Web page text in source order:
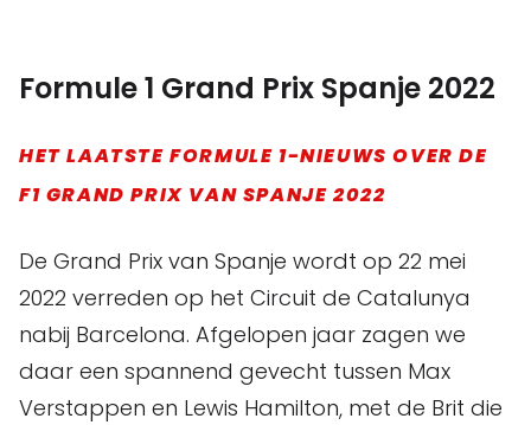
Formule 1 Grand Prix Spanje 2022
HET LAATSTE FORMULE 1-NIEUWS OVER DE
F1 GRAND PRIX VAN SPANJE 2022
De Grand Prix van Spanje wordt op 22 mei
2022 verreden op het Circuit de Catalunya
nabij Barcelona. Afgelopen jaar zagen we
daar een spannend gevecht tussen Max
Verstappen en Lewis Hamilton, met de Brit die